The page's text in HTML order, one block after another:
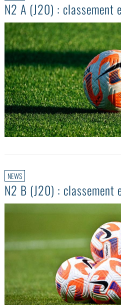
N2 A (J20) : classement
NEWS
N2 B (J20) : classement